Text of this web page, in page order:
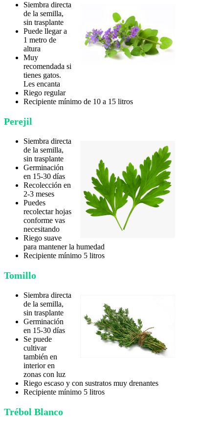
Siembra directa
de la semilla,
sin trasplante
Puede llegar a
1 metro de
altura
Muy
recomendada si
tienes gatos.
Les encanta
Riego regular
Recipiente mínimo de 10 a 15 litros
Perejil
Siembra directa
de la semilla,
sin trasplante
Germinación
en 15-30 días
Recolección en
2-3 meses
Puedes
recolectar hojas
conforme vas
necesitando
Riego suave
para mantener la humedad
Recipiente mínimo 5 litros
Tomillo
Siembra directa
de la semilla,
sin trasplante
Germinación
en 15-30 días
Se puede
cultivar
también en
interior en
zonas con luz
Riego escaso y con sustratos muy drenantes
Recipiente mínimo 5 litros
Trébol Blanco